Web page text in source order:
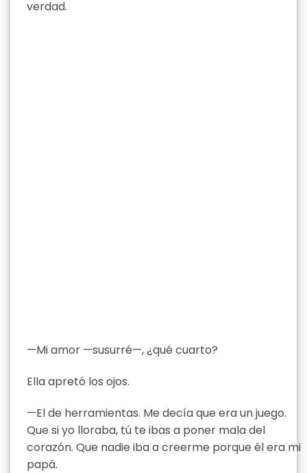
verdad.
—Mi amor —susurré—, ¿qué cuarto?
Ella apretó los ojos.
—El de herramientas. Me decía que era un juego.
Que si yo lloraba, tú te ibas a poner mala del
corazón. Que nadie iba a creerme porque él era mi
papá.